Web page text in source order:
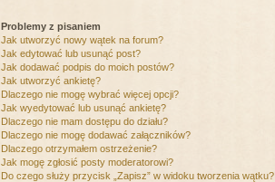
Problemy z pisaniem
Jak utworzyć nowy wątek na forum?
Jak edytować lub usunąć post?
Jak dodawać podpis do moich postów?
Jak utworzyć ankietę?
Dlaczego nie mogę wybrać więcej opcji?
Jak wyedytować lub usunąć ankietę?
Dlaczego nie mam dostępu do działu?
Dlaczego nie mogę dodawać załączników?
Dlaczego otrzymałem ostrzeżenie?
Jak mogę zgłosić posty moderatorowi?
Do czego służy przycisk „Zapisz” w widoku tworzenia wątku?